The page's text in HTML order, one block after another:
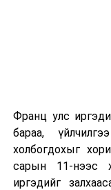
2026 оны
дотуур
Сургууль,
зохицуулалт
Франц улс
бараа,
холбогдохыг
сарын 11-нээс
иргэдийг